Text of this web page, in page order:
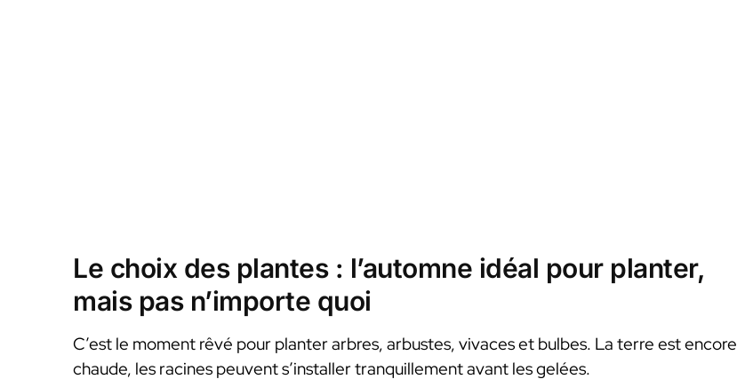
Le choix des plantes : l’automne idéal pour planter,
mais pas n’importe quoi
C’est le moment rêvé pour planter arbres, arbustes, vivaces et bulbes. La terre est encore
chaude, les racines peuvent s’installer tranquillement avant les gelées.